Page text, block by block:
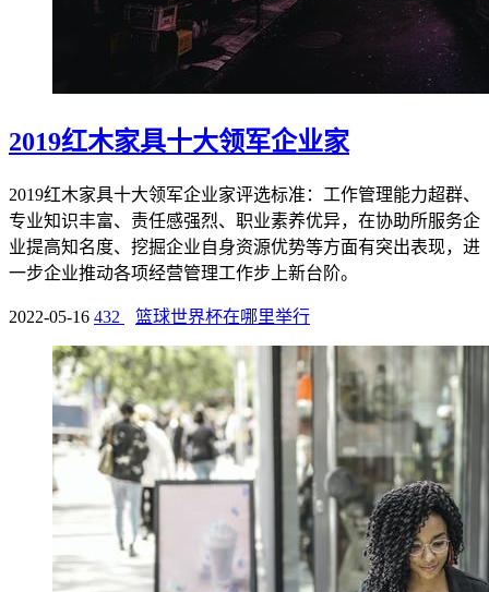
2019红木家具十大领军企业家
2019红木家具十大领军企业家评选标准：工作管理能力超群、
专业知识丰富、责任感强烈、职业素养优异，在协助所服务企
业提高知名度、挖掘企业自身资源优势等方面有突出表现，进
一步企业推动各项经营管理工作步上新台阶。
2022-05-16 432 篮球世界杯在哪里举行